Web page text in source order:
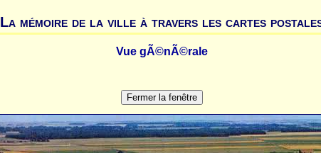
La mémoire de la ville à travers les cartes
Vue gÃ©nÃ©rale